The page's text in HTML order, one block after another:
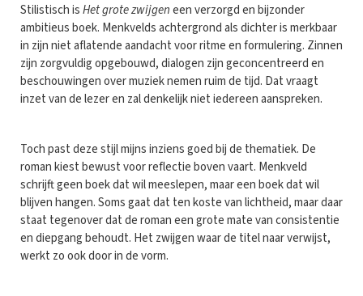
Stilistisch isHet grote zwijgeneen verzorgd en bijzonder
ambitieus boek. Menkvelds achtergrond als dichter is merkbaar
in zijn niet aflatende aandacht voor ritme en formulering. Zinnen
zijn zorgvuldig opgebouwd, dialogen zijn geconcentreerd en
beschouwingen over muziek nemen ruim de tijd. Dat vraagt
inzet van de lezer en zal denkelijk niet iedereen aanspreken.
Toch past deze stijl mijns inziens goed bij de thematiek. De
roman kiest bewust voor reflectie boven vaart. Menkveld
schrijft geen boek dat wil meeslepen, maar een boek dat wil
blijven hangen. Soms gaat dat ten koste van lichtheid, maar daar
staat tegenover dat de roman een grote mate van consistentie
en diepgang behoudt. Het zwijgen waar de titel naar verwijst,
werkt zo ook door in de vorm.